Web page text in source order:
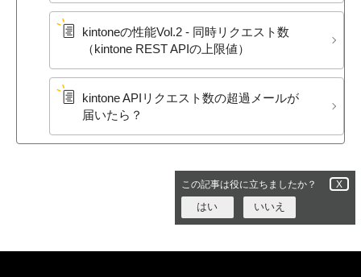
kintoneの​性能Vol.2 - 同時リクエスト数​
（kintone REST APIの​上限値）
kintone APIリクエスト数の​超過メールが​
届いたら？
この記事は役に立ちましたか？ X
はい いいえ